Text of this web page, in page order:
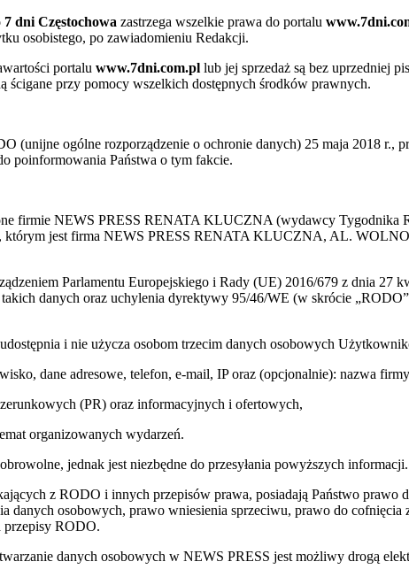
dni Częstochowa zastrzega wszelkie prawa do portalu
osobistego, po zawiadomieniu Redakcji.
portalu www.7dni.com.pl lub jej sprzedaż są bez uprzedniej
ścigane przy pomocy wszelkich dostępnych środków prawnych.
(unijne ogólne rozporządzenie o ochronie danych) 25 maja 2018 r.,
poinformowania Państwa o tym fakcie.
firmie NEWS PRESS RENATA KLUCZNA (wydawcy Tygodnika
którym jest firma NEWS PRESS RENATA KLUCZNA, AL.
Parlamentu Europejskiego i Rady (UE) 2016/679 z dnia
danych oraz uchylenia dyrektywy 95/46/WE (w skrócie
i nie użycza osobom trzecim danych osobowych
dane adresowe, telefon, e-mail, IP oraz (opcjonalnie): nazwa
(PR) oraz informacyjnych i ofertowych,
organizowanych wydarzeń.
jednak jest niezbędne do przesyłania powyższych informacji.
z RODO i innych przepisów prawa, posiadają Państwo
danych osobowych, prawo wniesienia sprzeciwu, prawo do
przepisy RODO.
danych osobowych w NEWS PRESS jest możliwy drogą